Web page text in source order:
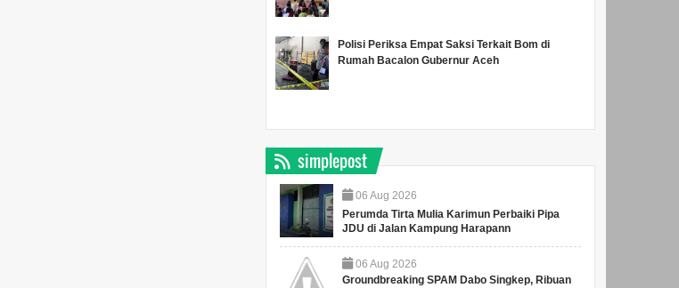
Polisi Periksa Empat Saksi Terkait Bom di
Rumah Bacalon Gubernur Aceh
simplepost
06 Aug 2026
Perumda Tirta Mulia Karimun Perbaiki Pipa
JDU di Jalan Kampung Harapann
06 Aug 2026
Groundbreaking SPAM Dabo Singkep, Ribuan